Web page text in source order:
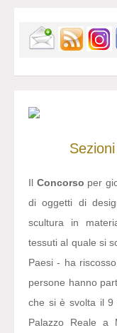
Sezioni
Il Concorso per
di oggetti di
scultura in
tessuti al quale si
Paesi - ha
persone hanno
che si è svolta il 9
Palazzo Reale a